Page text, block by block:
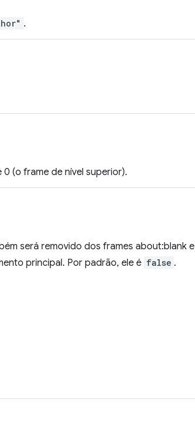
.
(o frame de nível superior).
será removido dos frames about:blank e
principal. Por padrão, ele é false .